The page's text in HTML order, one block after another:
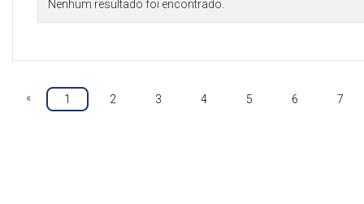
Nenhum resultado foi encontrado.
« 1 2 3 4 5 6 7